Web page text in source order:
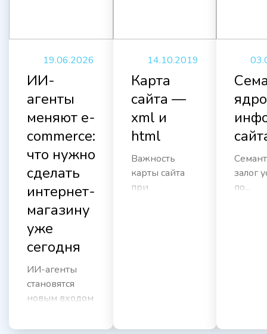
19.06.2026
ИИ-
агенты
меняют e-
commerce:
что нужно
сделать
интернет-
магазину
уже
сегодня
ИИ-агенты
становятся
новым входом
покупки.
14.10.2019
Карта
сайта —
xml и
html
Важность
карты сайта
при
залог
по...